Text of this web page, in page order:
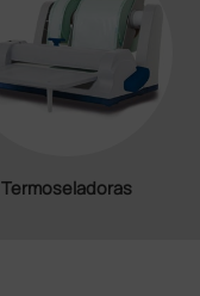
Termoseladoras